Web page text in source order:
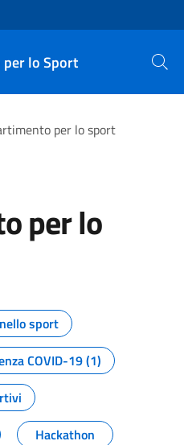
lo Sport Cerca
per lo sport
per lo
pagina
sport
COVID-19 (1)
Hackathon